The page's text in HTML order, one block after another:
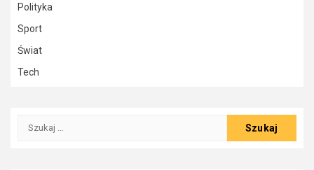
Polityka
Sport
Świat
Tech
Szukaj: